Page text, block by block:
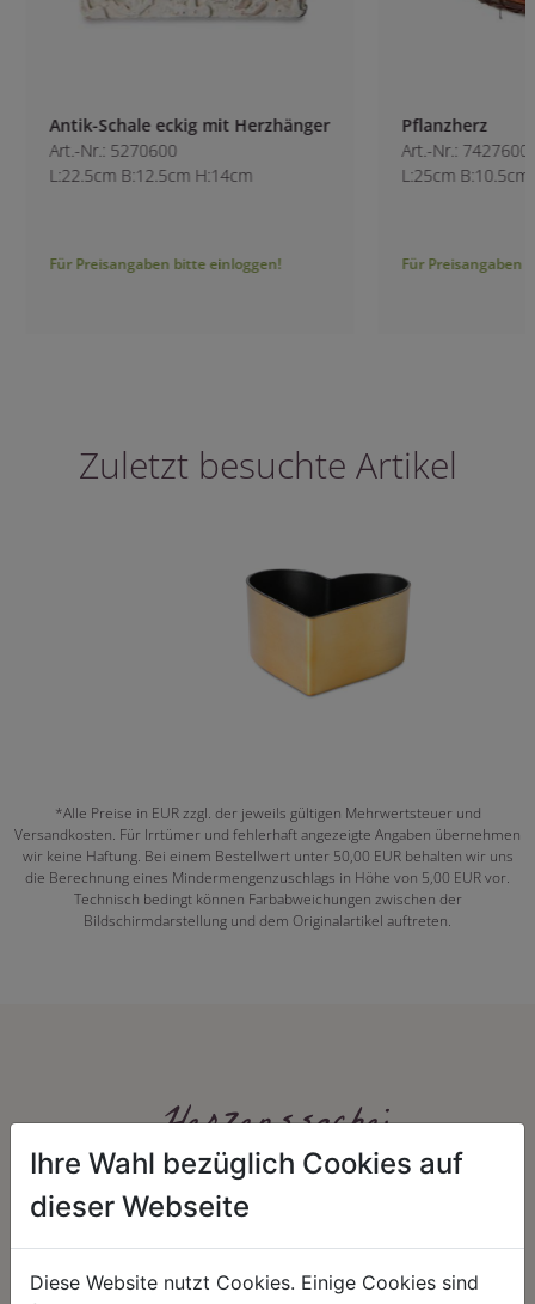
Antik-Schale eckig mit Herzhänger
Art.-Nr.: 5270600
L:22.5cm B:12.5cm H:14cm
Für Preisangaben bitte einloggen!
Pflanzherz
Art.-Nr.: 7427600
L:25cm B:10.5cm
Für Preisangaben
Zuletzt besuchte Artikel
*Alle Preise in EUR zzgl. der jeweils gültigen Mehrwertsteuer und
Versandkosten. Für Irrtümer und fehlerhaft angezeigte Angaben übernehmen
wir keine Haftung. Bei einem Bestellwert unter 50,00 EUR behalten wir uns
die Berechnung eines Mindermengenzuschlags in Höhe von 5,00 EUR vor.
Technisch bedingt können Farbabweichungen zwischen der
Bildschirmdarstellung und dem Originalartikel auftreten.
Herzenssache:
Ihre Wahl bezüglich Cookies auf
dieser Webseite
Diese Website nutzt Cookies. Einige Cookies sind